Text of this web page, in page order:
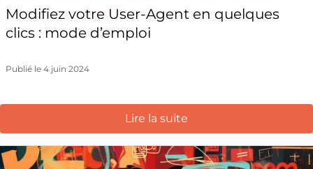
Modifiez votre User-Agent en quelques
clics : mode d’emploi
Publié le 4 juin 2024
Lire la suite